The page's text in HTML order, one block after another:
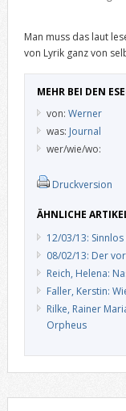
Man muss das laut
von Lyrik ganz von
MEHR BEI DEN
von: Werner
was: Journal
wer/wie/wo:
Druckversion
ÄHNLICHE
12/03/13:
08/02/13: Der
Reich, Helena:
Faller, Kerstin:
Rilke, Rainer
Orpheus